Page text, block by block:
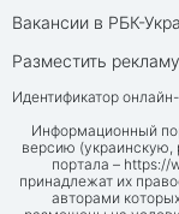
Вакансии в РБК-
Разместить рекламу
Идентификатор
Информационный
версию (украинскую,
портала – https://
принадлежат их
авторами